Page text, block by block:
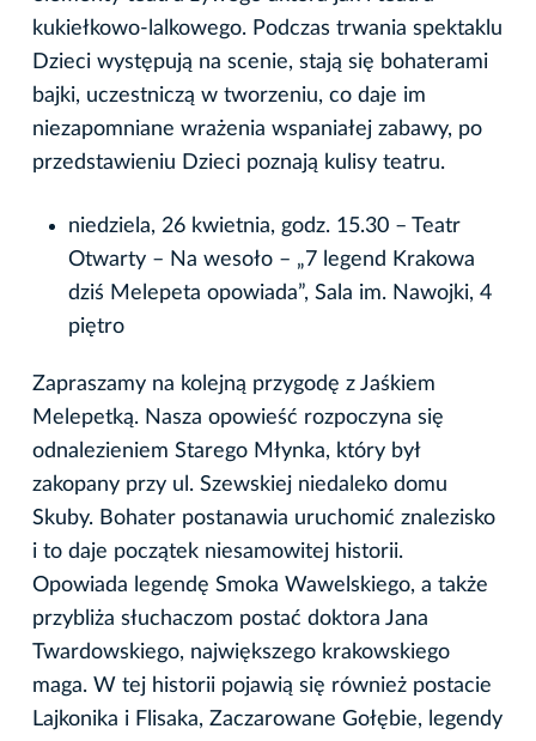
kukiełkowo-lalkowego. Podczas trwania spektaklu
Dzieci występują na scenie, stają się bohaterami
bajki, uczestniczą w tworzeniu, co daje im
niezapomniane wrażenia wspaniałej zabawy, po
przedstawieniu Dzieci poznają kulisy teatru.
niedziela, 26 kwietnia, godz. 15.30 – Teatr
Otwarty – Na wesoło – „7 legend Krakowa
dziś Melepeta opowiada”, Sala im. Nawojki, 4
piętro
Zapraszamy na kolejną przygodę z Jaśkiem
Melepetką. Nasza opowieść rozpoczyna się
odnalezieniem Starego Młynka, który był
zakopany przy ul. Szewskiej niedaleko domu
Skuby. Bohater postanawia uruchomić znalezisko
i to daje początek niesamowitej historii.
Opowiada legendę Smoka Wawelskiego, a także
przybliża słuchaczom postać doktora Jana
Twardowskiego, największego krakowskiego
maga. W tej historii pojawią się również postacie
Lajkonika i Flisaka, Zaczarowane Gołębie, legendy